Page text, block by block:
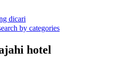
dicari
by categories
hotel